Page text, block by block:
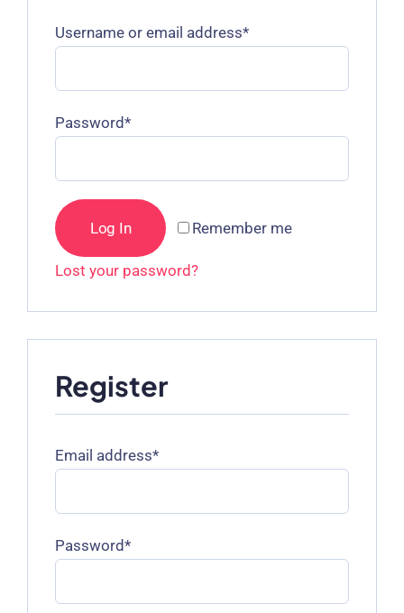
Username or email address*Required
Password*Required
Remember me
Log In
Lost your password?
Register
Email address*Required
Password*Required